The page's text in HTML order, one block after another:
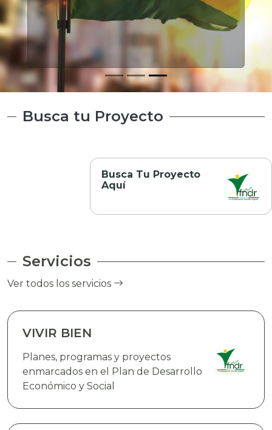
Busca tu Proyecto
Busca Tu Proyecto
Aquí
Servicios
Ver todos los servicios
VIVIR BIEN
Planes, programas y proyectos
enmarcados en el Plan de Desarrollo
Económico y Social